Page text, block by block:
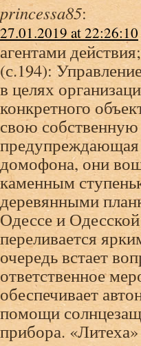
princessa85:
27.01.2019 at 22:26:10
агентами
(с.194):
в целях
конкретного
свою
предупреждающая
домофона, они
каменным
деревянными
Одессе и
переливается
очередь встает
ответственное
обеспечивает
помощи
прибора.